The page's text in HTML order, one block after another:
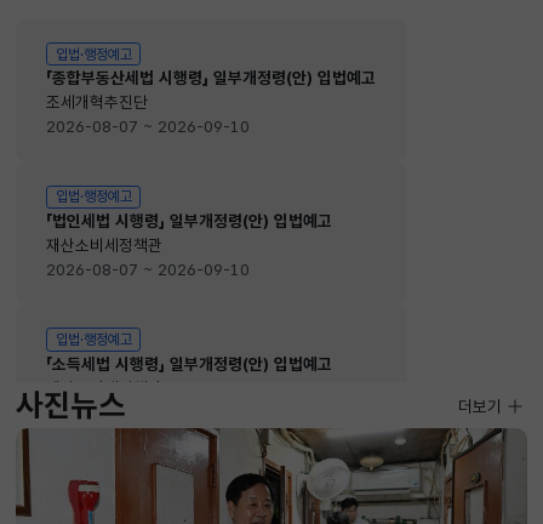
입법·행정예고
입법·행정예고
「종합부동산세법 시행령」 일부개정령(안) 입법예고
조세개혁추진단
2026-08-07 ~ 2026-09-10
입법·행정예고
「법인세법 시행령」 일부개정령(안) 입법예고
재산소비세정책관
2026-08-07 ~ 2026-09-10
입법·행정예고
「소득세법 시행령」 일부개정령(안) 입법예고
재산소비세정책관
2026-08-07 ~ 2026-09-10
사진뉴스 사진뉴스
더보기